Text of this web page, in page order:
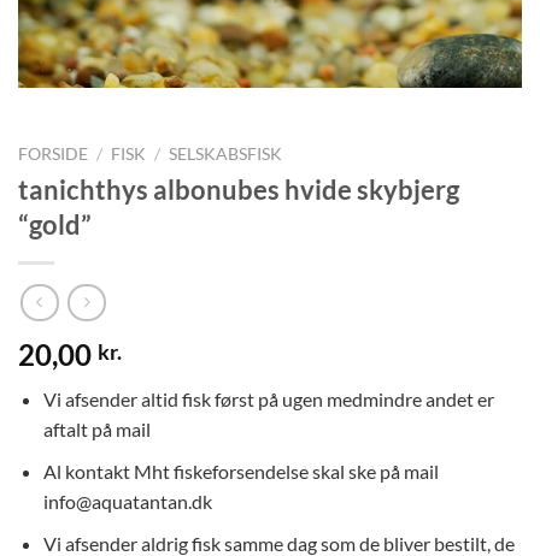
FORSIDE / FISK / SELSKABSFISK
tanichthys albonubes hvide skybjerg
“gold”
20,00 kr.
Vi afsender altid fisk først på ugen medmindre andet er
aftalt på mail
Al kontakt Mht fiskeforsendelse skal ske på mail
info@aquatantan.dk
Vi afsender aldrig fisk samme dag som de bliver bestilt, de